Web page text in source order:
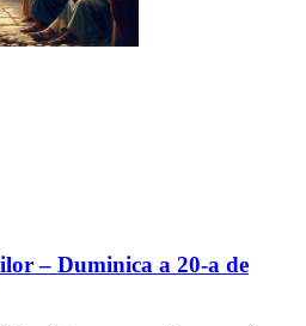
– Duminica a 20-a de